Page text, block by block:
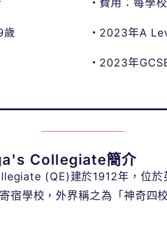
歲
・費用：每學
・2023年A
・2023年
Collegiate簡介
(QE)建於1912年，位於
宿學校，外界稱之為「神奇四